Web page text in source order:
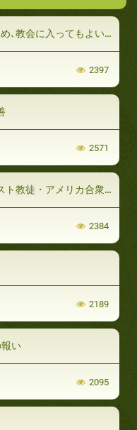
に入ってもよいのですか
2397
2571
アメリカ合衆国）(パート2/2)
2384
2189
い
2095